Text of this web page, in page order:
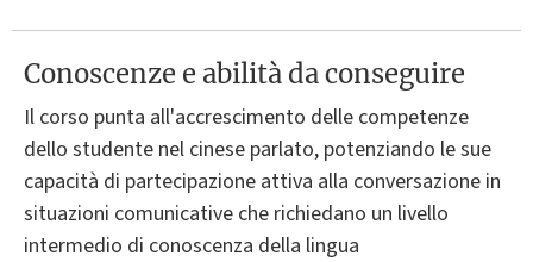
Conoscenze e abilità da conseguire
Il corso punta all'accrescimento delle competenze
dello studente nel cinese parlato, potenziando le sue
capacità di partecipazione attiva alla conversazione in
situazioni comunicative che richiedano un livello
intermedio di conoscenza della lingua